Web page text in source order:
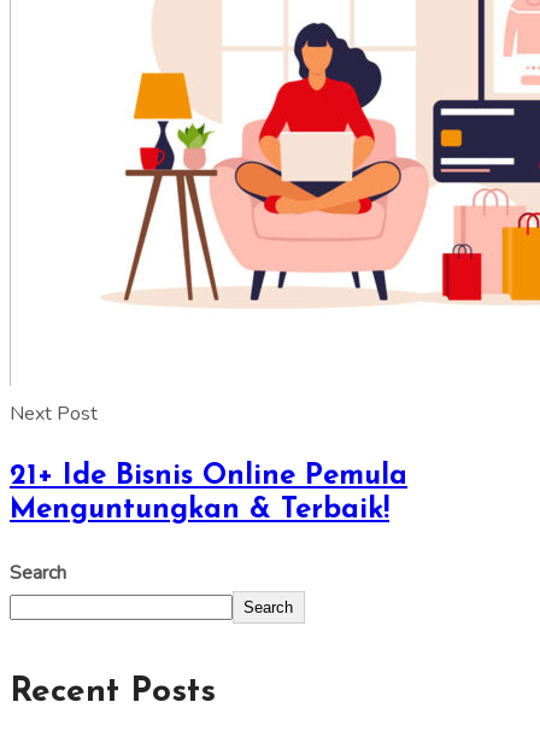
Next Post
21+ Ide Bisnis Online Pemula
Menguntungkan & Terbaik!
Search
Search
Recent Posts